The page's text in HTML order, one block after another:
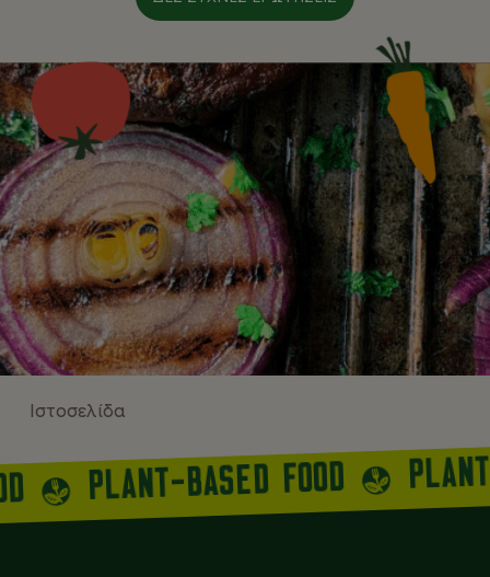
Ιστοσελίδα
PLANT-BASED FOOD